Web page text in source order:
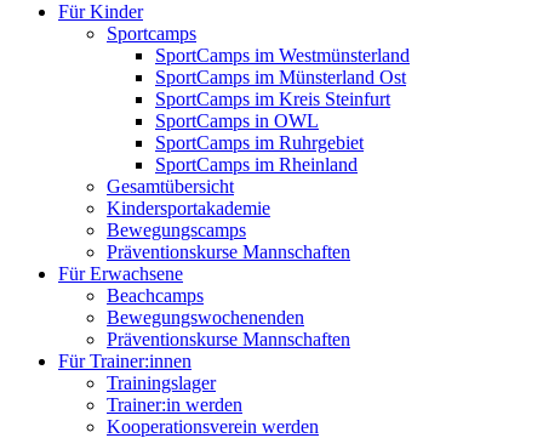
Für Kinder
Sportcamps
SportCamps im Westmünsterland
SportCamps im Münsterland Ost
SportCamps im Kreis Steinfurt
SportCamps in OWL
SportCamps im Ruhrgebiet
SportCamps im Rheinland
Gesamtübersicht
Kindersportakademie
Bewegungscamps
Präventionskurse Mannschaften
Für Erwachsene
Beachcamps
Bewegungswochenenden
Präventionskurse Mannschaften
Für Trainer:innen
Trainingslager
Trainer:in werden
Kooperationsverein werden